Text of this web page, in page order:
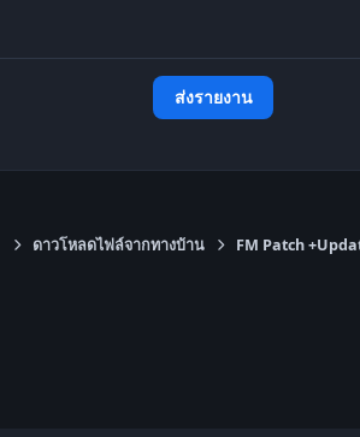
ส่งรายงาน
ดาวโหลดไฟล์จากทางบ้าน FM Patch